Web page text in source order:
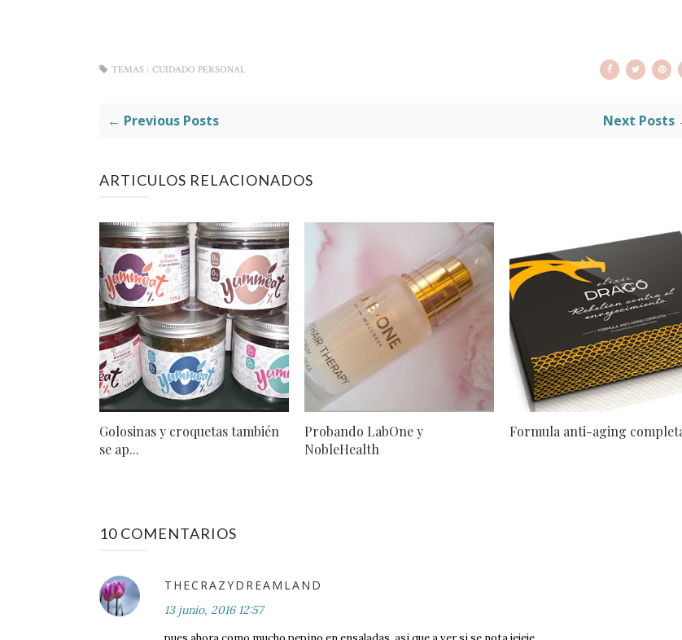
TEMAS : CUIDADO PERSONAL
← Previous Posts Next Posts
ARTICULOS RELACIONADOS
Golosinas y croquetas también
se ap...
Probando LabOne y
NobleHealth
Formula anti-aging
10 COMENTARIOS
THECRAZYDREAMLAND
13 junio, 2016 12:57